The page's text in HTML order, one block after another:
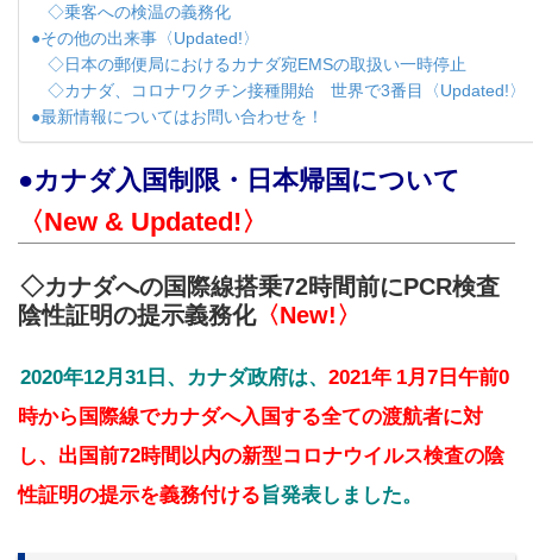
◇乗客への検温の義務化
●その他の出来事〈Updated!〉
◇日本の郵便局におけるカナダ宛EMSの取扱い一時停止
◇カナダ、コロナワクチン接種開始 世界で3番目〈Updated!〉
●最新情報についてはお問い合わせを！
●カナダ入国制限・日本帰国について
〈New & Updated!〉
◇カナダへの国際線搭乗72時間前にPCR検査
陰性証明の提示義務化〈New! 〉
2020年12月31日、カナダ政府は、 2021年 1月7日午前0
時から国際線でカナダへ入国する全ての渡航者に対
し、出国前72時間以内の新型コロナウイルス検査の陰
性証明の提示を義務付ける旨発表しました。